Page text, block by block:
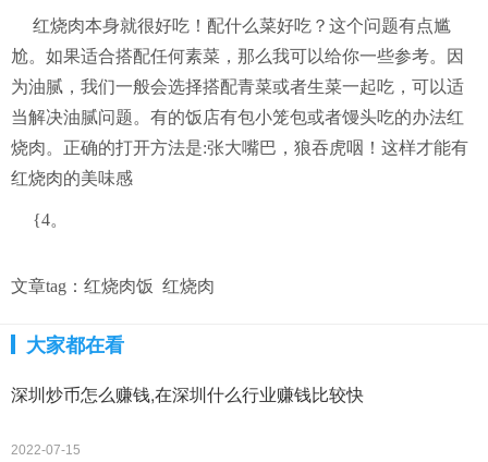
红烧肉本身就很好吃！配什么菜好吃？这个问题有点尴
尬。如果适合搭配任何素菜，那么我可以给你一些参考。因
为油腻，我们一般会选择搭配青菜或者生菜一起吃，可以适
当解决油腻问题。有的饭店有包小笼包或者馒头吃的办法红
烧肉。正确的打开方法是:张大嘴巴，狼吞虎咽！这样才能有
红烧肉的美味感
{4。
文章tag： 红烧肉饭 红烧肉
大家都在看
深圳炒币怎么赚钱,在深圳什么行业赚钱比较快
2022-07-15